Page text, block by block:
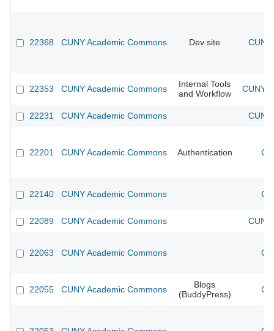
22368 CUNY Academic Commons Dev site
22353 CUNY Academic Commons
Internal Tools
and Workflow
CUNY
22231 CUNY Academic Commons
22201 CUNY Academic Commons Authentication
22140 CUNY Academic Commons
22089 CUNY Academic Commons
22063 CUNY Academic Commons
22055 CUNY Academic Commons
Blogs
(BuddyPress)